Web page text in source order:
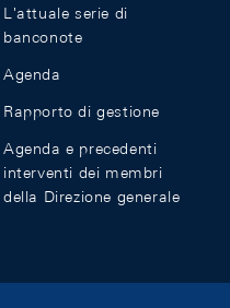
L'attuale serie di
banconote
Agenda
Rapporto di gestione
Agenda e precedenti
interventi dei membri
della Direzione generale